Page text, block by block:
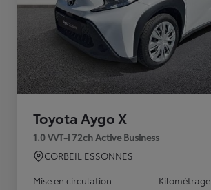
Toyota Aygo X
1.0 VVT-i 72ch Active Business
CORBEIL ESSONNES
Mise en circulation
Kilométrage